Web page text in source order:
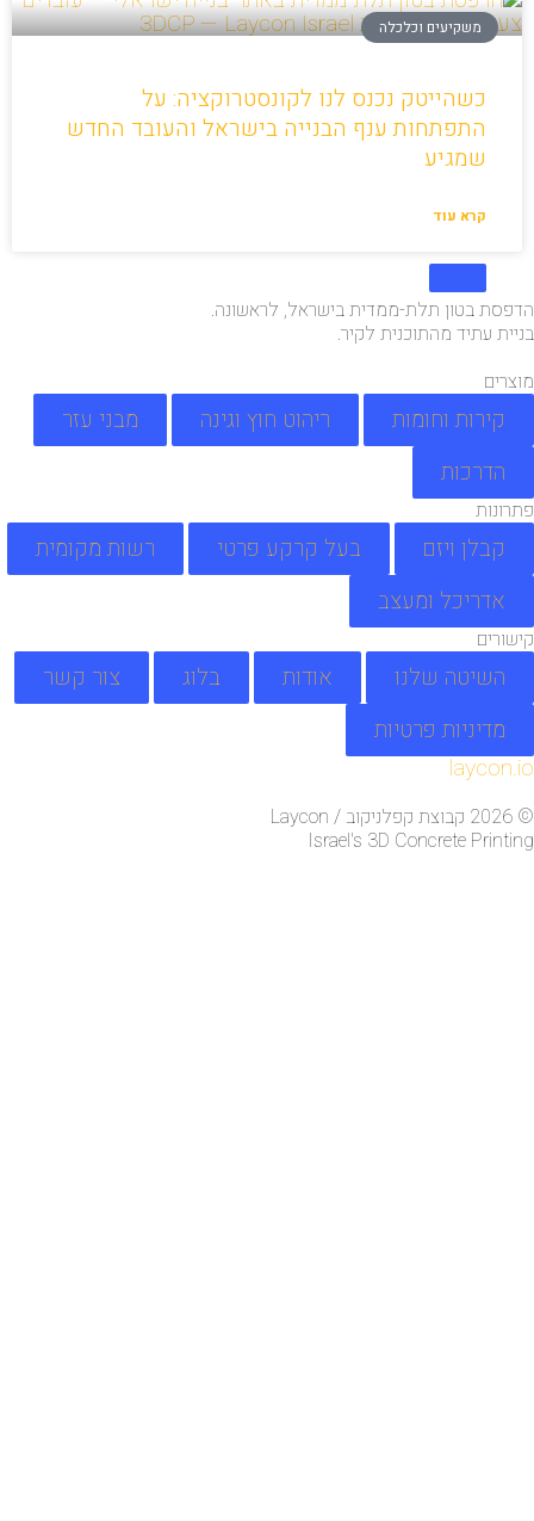
משקיעים וכלכלה
כשהייטק נכנס לנו לקונסטרוקציה: על
התפתחות ענף הבנייה בישראל והעובד החדש
שמגיע
קרא עוד
הדפסת בטון תלת-ממדית בישראל, לראשונה.
בניית עתיד מהתוכנית לקיר.
מוצרים
קירות וחומות ריהוט חוץ וגינה
מבני עזר
הדרכות
פתרונות
קבלן ויזם בעל קרקע פרטי
רשות מקומית
אדריכל ומעצב
קישורים
השיטה שלנו אודות בלוג
צור קשר
מדיניות פרטיות
laycon.io
© 2026 קבוצת קפלניקוב / Laycon
Israel's 3D Concrete Printing